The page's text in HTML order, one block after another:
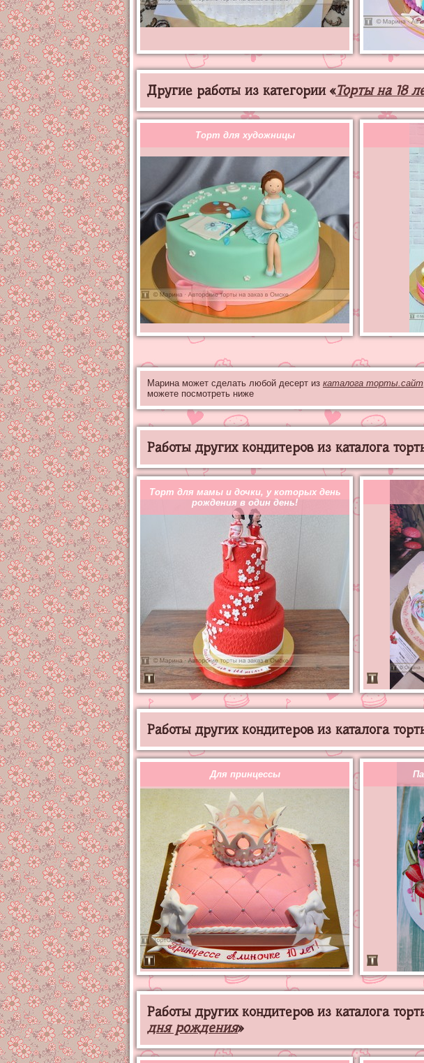
Другие работы из категории «Торты на 18
Торт для художницы
Марина может сделать любой десерт из каталога торты.сайт
можете посмотреть ниже
Работы других кондитеров из каталога
Торт для мамы и дочки, у которых день
рождения в один день!
Работы других кондитеров из каталога
Для принцессы
Работы других кондитеров из каталога
дня рождения»